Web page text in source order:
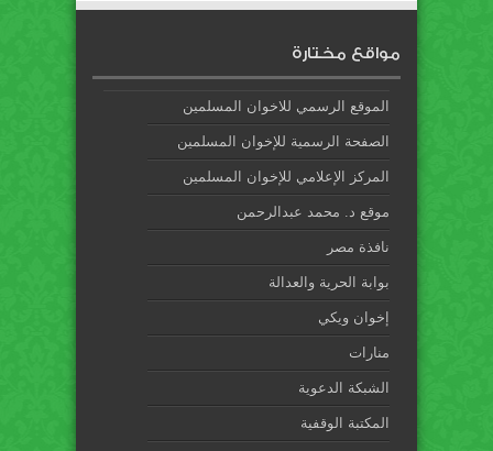
مواقع مختارة
الموقع الرسمي للاخوان المسلمين
الصفحة الرسمية للإخوان المسلمين
المركز الإعلامي للإخوان المسلمين
موقع د. محمد عبدالرحمن
نافذة مصر
بوابة الحرية والعدالة
إخوان ويكي
منارات
الشبكة الدعوية
المكتبة الوقفية